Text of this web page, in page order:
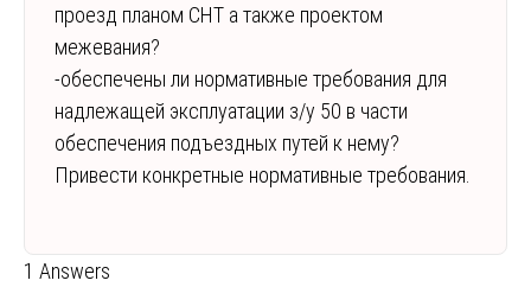
проезд планом СНТ а также проектом
межевания?
-обеспечены ли нормативные требования для
надлежащей эксплуатации з/у 50 в части
обеспечения подъездных путей к нему?
Привести конкретные нормативные требования.
1 Answers